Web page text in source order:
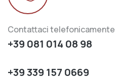
Contattaci telefonicamente
+39 081 014 08 98
+39 339 157 0669